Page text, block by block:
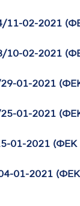
11-02-2021
10-02-2021
01-2021
01-2021
01-2021 (ΦΕΚ
01-2021